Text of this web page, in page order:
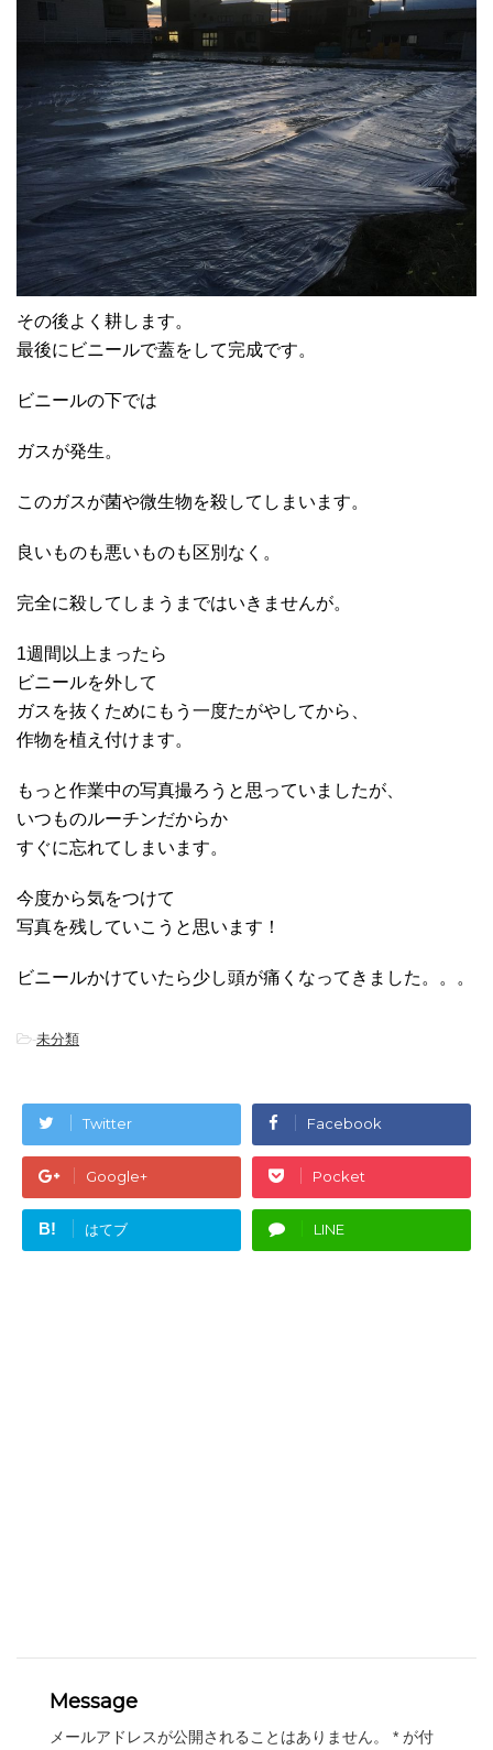
その後よく耕します。
最後にビニールで蓋をして完成です。
ビニールの下では
ガスが発生。
このガスが菌や微生物を殺してしまいます。
良いものも悪いものも区別なく。
完全に殺してしまうまではいきませんが。
1週間以上まったら
ビニールを外して
ガスを抜くためにもう一度たがやしてから、
作物を植え付けます。
もっと作業中の写真撮ろうと思っていましたが、
いつものルーチンだからか
すぐに忘れてしまいます。
今度から気をつけて
写真を残していこうと思います！
ビニールかけていたら少し頭が痛くなってきました。。。
-未分類
Twitter Facebook
Google+ Pocket
B! はてブ LINE
Message
メールアドレスが公開されることはありません。 * が付